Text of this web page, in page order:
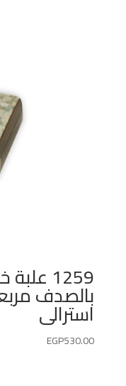
1259
بالصدف
استرالى
EGP530.00